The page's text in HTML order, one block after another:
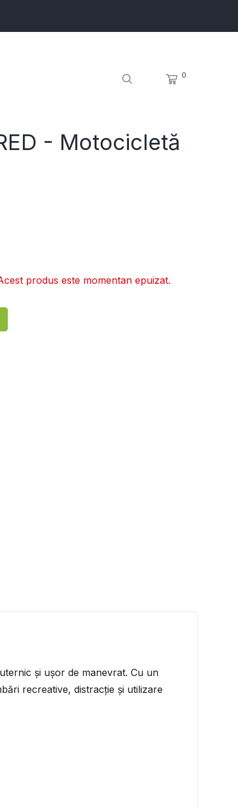
0
- Motocicletă
produs este momentan epuizat.
și ușor de manevrat. Cu un
recreative, distracție și utilizare